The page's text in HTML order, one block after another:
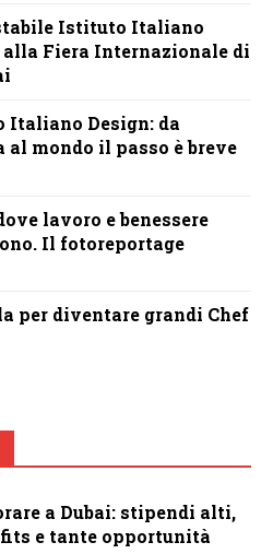
Istituto Italiano
alla Fiera Internazionale di
Italiano Design: da
al mondo il passo è breve
lavoro e benessere
Il fotoreportage
per diventare grandi Chef
a Dubai: stipendi alti,
e tante opportunità